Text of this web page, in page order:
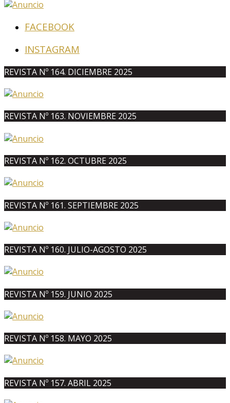
FACEBOOK
INSTAGRAM
REVISTA Nº 164. DICIEMBRE 2025
REVISTA Nº 163. NOVIEMBRE 2025
REVISTA Nº 162. OCTUBRE 2025
REVISTA Nº 161. SEPTIEMBRE 2025
REVISTA Nº 160. JULIO-AGOSTO 2025
REVISTA Nº 159. JUNIO 2025
REVISTA Nº 158. MAYO 2025
REVISTA Nº 157. ABRIL 2025